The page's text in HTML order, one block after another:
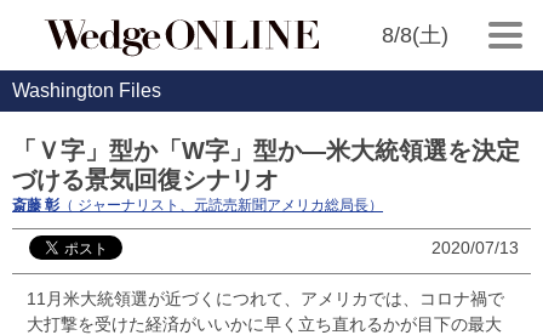
8/8(土)
Washington Files
「Ｖ字」型か「W字」型か―米大統領選を決定
づける景気回復シナリオ
斎藤 彰 （ ジャーナリスト、元読売新聞アメリカ総局長）
2020/07/13
11月米大統領選が近づくにつれて、アメリカでは、コロナ禍で
大打撃を受けた経済がいいかに早く立ち直れるかが目下の最大